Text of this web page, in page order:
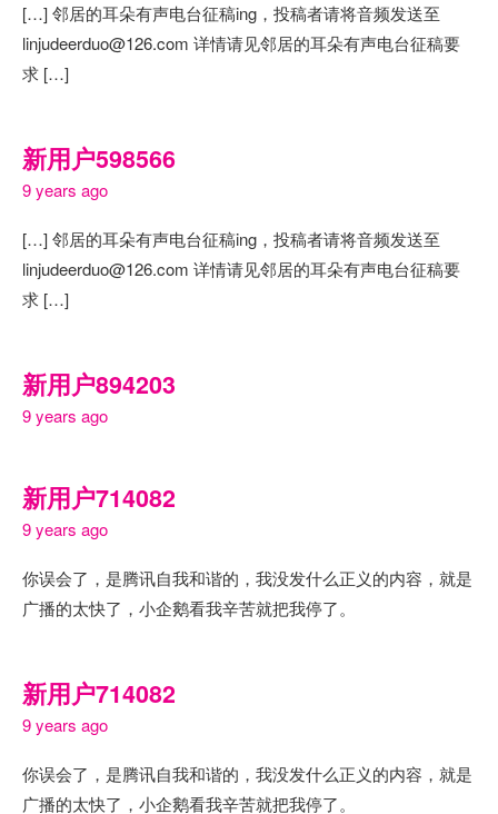
[…] 邻居的耳朵有声电台征稿ing，投稿者请将音频发送至
linjudeerduo@126.com 详情请见邻居的耳朵有声电台征稿要
求 […]
新用户598566
9 years ago
[…] 邻居的耳朵有声电台征稿ing，投稿者请将音频发送至
linjudeerduo@126.com 详情请见邻居的耳朵有声电台征稿要
求 […]
新用户894203
9 years ago
新用户714082
9 years ago
你误会了，是腾讯自我和谐的，我没发什么正义的内容，就是
广播的太快了，小企鹅看我辛苦就把我停了。
新用户714082
9 years ago
你误会了，是腾讯自我和谐的，我没发什么正义的内容，就是
广播的太快了，小企鹅看我辛苦就把我停了。